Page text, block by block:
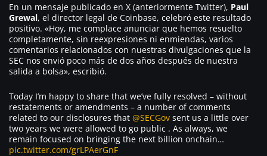
En un mensaje publicado en X (anteriormente Twitter), Paul
Grewal, el director legal de Coinbase, celebró este resultado
positivo. «Hoy, me complace anunciar que hemos resuelto
completamente, sin reexpresiones ni enmiendas, varios
comentarios relacionados con nuestras divulgaciones que la
SEC nos envió poco más de dos años después de nuestra
salida a bolsa», escribió.
Today I’m happy to share that we’ve fully resolved – without
restatements or amendments – a number of comments
related to our disclosures that @SECGov sent us a little over
two years we were allowed to go public . As always, we
remain focused on bringing the next billion onchain…
pic.twitter.com/grLPAerGnF